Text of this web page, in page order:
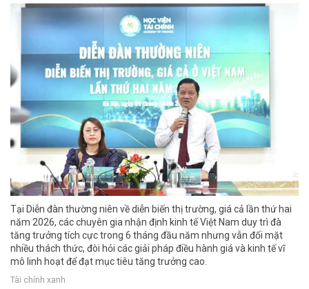
Tại Diễn đàn thường niên về diễn biến thị trường, giá cả lần thứ hai
năm 2026, các chuyên gia nhận định kinh tế Việt Nam duy trì đà
tăng trưởng tích cực trong 6 tháng đầu năm nhưng vẫn đối mặt
nhiều thách thức, đòi hỏi các giải pháp điều hành giá và kinh tế vĩ
mô linh hoạt để đạt mục tiêu tăng trưởng cao.
Tài chính xanh